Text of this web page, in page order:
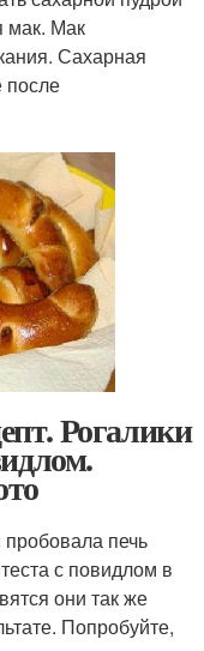
мак. Мак
Сахарная
после
Рогалики
печь
с повидлом в
они так же
Попробуйте,